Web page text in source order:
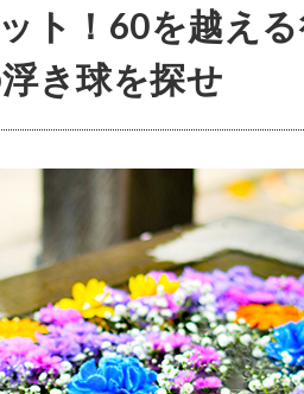
ト！60を越え
き球を探せ